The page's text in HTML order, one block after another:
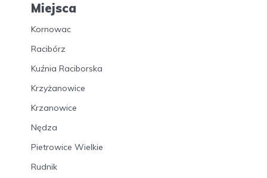
Miejsca
Kornowac
Racibórz
Kuźnia Raciborska
Krzyżanowice
Krzanowice
Nędza
Pietrowice Wielkie
Rudnik